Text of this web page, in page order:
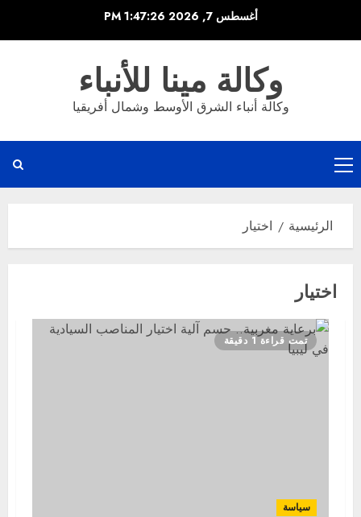
أغسطس 7, 2026 1:47:26 PM
وكالة مينا للأنباء
وكالة أنباء الشرق الأوسط وشمال أفريقيا
القائمة
الرئيسية
الرئيسية اختيار
اختيار
تمت قراءة 1 دقيقة
سياسة